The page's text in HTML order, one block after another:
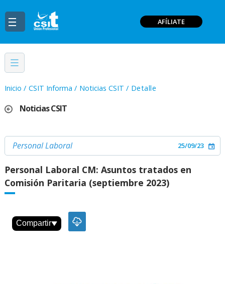
AFÍLIATE
Inicio / CSIT Informa / Noticias CSIT / Detalle
Noticias CSIT
Personal Laboral 25/09/23
Personal Laboral CM: Asuntos tratados en
Comisión Paritaria (septiembre 2023)
Compartir